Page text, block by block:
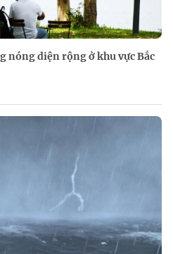
nóng diện rộng ở khu vực Bắc